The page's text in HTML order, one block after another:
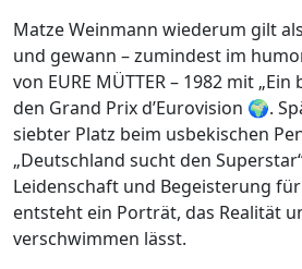
Matze Weinmann wiederum gilt
und gewann – zumindest im
von EURE MÜTTER – 1982 mit
den Grand Prix d’Eurovision 🌍.
siebter Platz beim usbekischen
„Deutschland sucht den
Leidenschaft und Begeisterung für
entsteht ein Porträt, das Realität
verschwimmen lässt.